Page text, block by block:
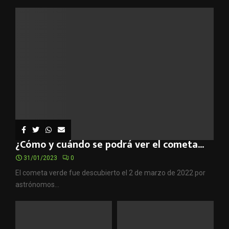
¿Cómo y cuándo se podrá ver el cometa...
31/01/2023 0
El cometa verde fue descubierto el 2 de marzo de 2022 por
astrónomos...